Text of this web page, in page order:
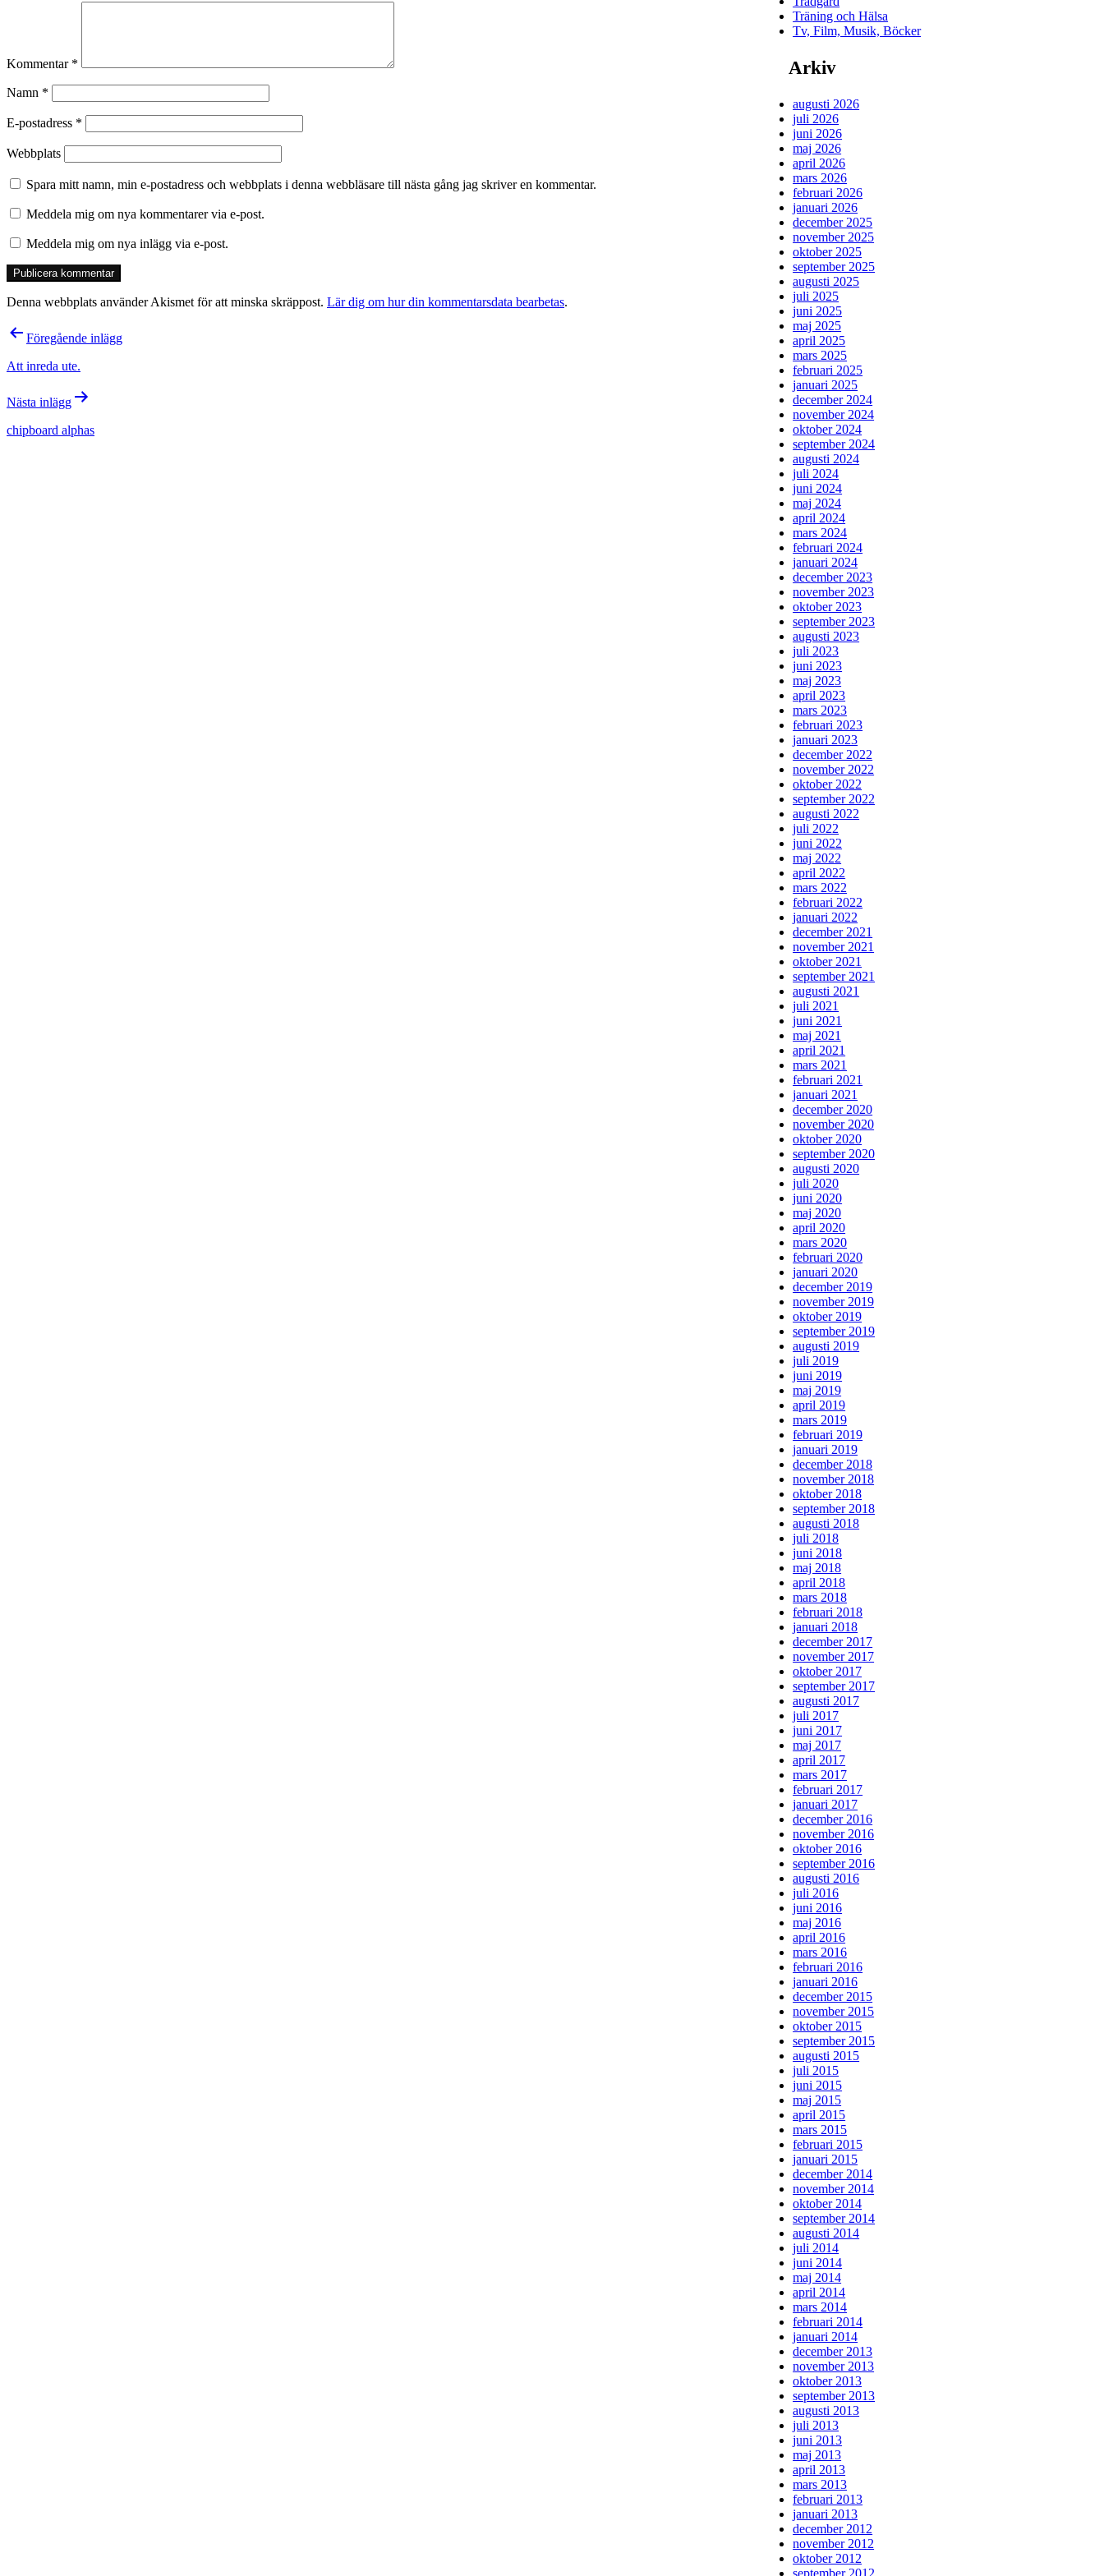
Kommentar *
Namn *
E-postadress *
Webbplats
Spara mitt namn, min e-postadress och webbplats i denna webbläsare till nästa gång jag skriver en kommentar.
Meddela mig om nya kommentarer via e-post.
Meddela mig om nya inlägg via e-post.
Denna webbplats använder Akismet för att minska skräppost. Lär dig om hur din kommentarsdata bearbetas.
Inläggsnavigering
Föregående inlägg
Att inreda ute.
Nästa inlägg
chipboard alphas
Träning och Hälsa
Tv, Film, Musik, Böcker
Arkiv
augusti 2026
juli 2026
juni 2026
maj 2026
april 2026
mars 2026
februari 2026
januari 2026
december 2025
november 2025
oktober 2025
september 2025
augusti 2025
juli 2025
juni 2025
maj 2025
april 2025
mars 2025
februari 2025
januari 2025
december 2024
november 2024
oktober 2024
september 2024
augusti 2024
juli 2024
juni 2024
maj 2024
april 2024
mars 2024
februari 2024
januari 2024
december 2023
november 2023
oktober 2023
september 2023
augusti 2023
juli 2023
juni 2023
maj 2023
april 2023
mars 2023
februari 2023
januari 2023
december 2022
november 2022
oktober 2022
september 2022
augusti 2022
juli 2022
juni 2022
maj 2022
april 2022
mars 2022
februari 2022
januari 2022
december 2021
november 2021
oktober 2021
september 2021
augusti 2021
juli 2021
juni 2021
maj 2021
april 2021
mars 2021
februari 2021
januari 2021
december 2020
november 2020
oktober 2020
september 2020
augusti 2020
juli 2020
juni 2020
maj 2020
april 2020
mars 2020
februari 2020
januari 2020
december 2019
november 2019
oktober 2019
september 2019
augusti 2019
juli 2019
juni 2019
maj 2019
april 2019
mars 2019
februari 2019
januari 2019
december 2018
november 2018
oktober 2018
september 2018
augusti 2018
juli 2018
juni 2018
maj 2018
april 2018
mars 2018
februari 2018
januari 2018
december 2017
november 2017
oktober 2017
september 2017
augusti 2017
juli 2017
juni 2017
maj 2017
april 2017
mars 2017
februari 2017
januari 2017
december 2016
november 2016
oktober 2016
september 2016
augusti 2016
juli 2016
juni 2016
maj 2016
april 2016
mars 2016
februari 2016
januari 2016
december 2015
november 2015
oktober 2015
september 2015
augusti 2015
juli 2015
juni 2015
maj 2015
april 2015
mars 2015
februari 2015
januari 2015
december 2014
november 2014
oktober 2014
september 2014
augusti 2014
juli 2014
juni 2014
maj 2014
april 2014
mars 2014
februari 2014
januari 2014
december 2013
november 2013
oktober 2013
september 2013
augusti 2013
juli 2013
juni 2013
maj 2013
april 2013
mars 2013
februari 2013
januari 2013
december 2012
november 2012
oktober 2012
september 2012